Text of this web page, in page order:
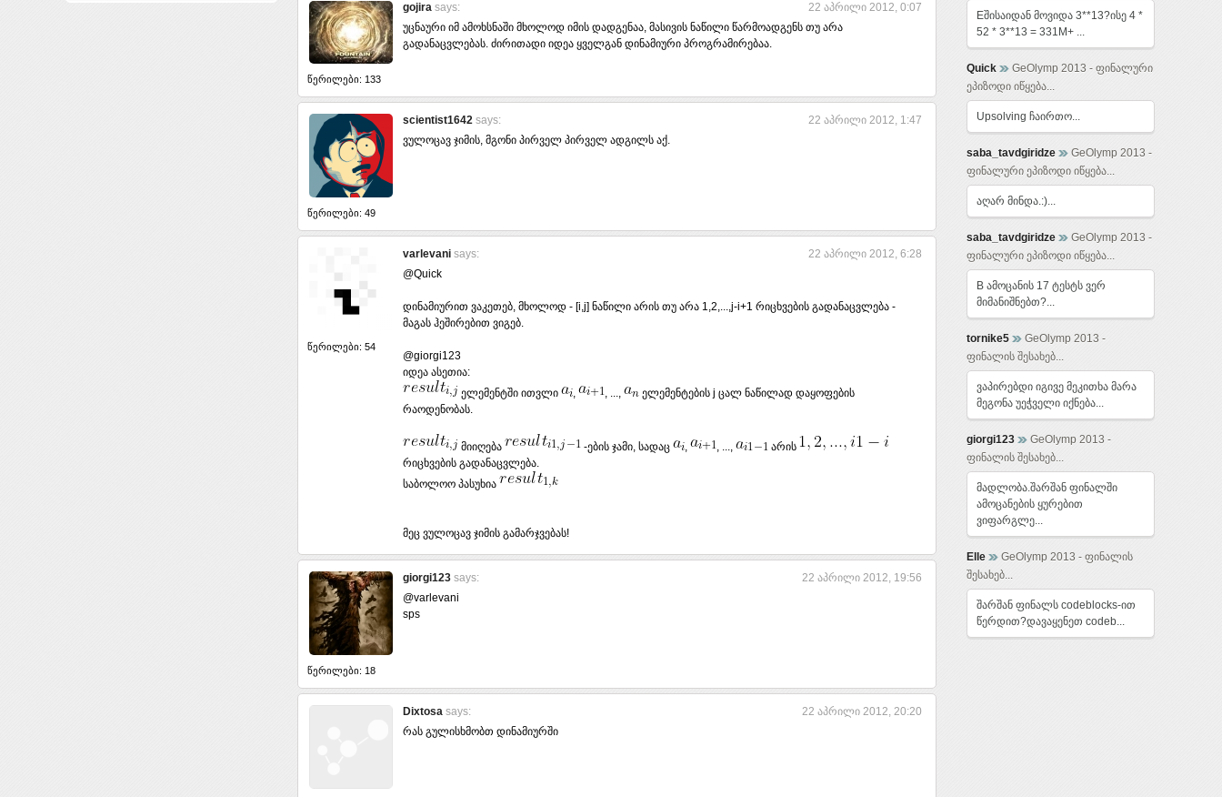
წერილები: 133
gojira says:
22 აპრილი 2012, 0:07
უცნაური იმ ამოხსნაში მხოლოდ იმის დადგენაა, მასივის ნაწილი წარმოადგენს თუ არა
გადანაცვლებას. ძირითადი იდეა ყველგან დინამიური პროგრამირებაა.
წერილები: 49
scientist1642 says:
22 აპრილი 2012, 1:47
ვულოცავ ჯიმის, მგონი პირველ პირველ ადგილს აქ.
წერილები: 54
varlevani says:
22 აპრილი 2012, 6:28
@Quick
დინამიურით ვაკეთებ, მხოლოდ - [i,j] ნაწილი არის თუ არა 1,2,...,j-i+1 რიცხვების გადანაცვლება -
მაგას ჰეშირებით ვიგებ.
@giorgi123
იდეა ასეთია:
ელემენტში ითვლი
, , ...,
ელემენტების j ცალ ნაწილად დაყოფების
რაოდენობას.
მიიღება -ების ჯამი, სადაც , , ...,
არის
რიცხვების გადანაცვლება.
საბოლოო პასუხია
მეც ვულოცავ ჯიმის გამარჯვებას!
წერილები: 18
giorgi123 says:
22 აპრილი 2012, 19:56
@varlevani
sps
Dixtosa says:
22 აპრილი 2012, 20:20
რას გულისხმობთ დინამიურში
Eშისაიდან მოვიდა 3**13?ისე 4 *
52 * 3**13 = 331M+ ...
Quick
GeOlymp 2013 - ფინალური
ეპიზოდი იწყება...
Upsolving ჩაირთო...
saba_tavdgiridze
GeOlymp 2013 -
ფინალური ეპიზოდი იწყება...
აღარ მინდა.:)...
saba_tavdgiridze
GeOlymp 2013 -
ფინალური ეპიზოდი იწყება...
B ამოცანის 17 ტესტს ვერ
მიმანიშნებთ?...
tornike5
GeOlymp 2013 -
ფინალის შესახებ...
ვაპირებდი იგივე მეკითხა მარა
მეგონა უეჭველი იქნება...
giorgi123
GeOlymp 2013 -
ფინალის შესახებ...
მადლობა.შარშან ფინალში
ამოცანების ყურებით
ვიფარგლე...
Elle
GeOlymp 2013 - ფინალის
შესახებ...
შარშან ფინალს codeblocks-ით
წერდით?დავაყენეთ codeb...